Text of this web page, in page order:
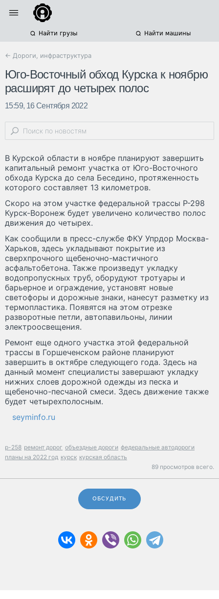
Найти грузы Найти машины
← Дороги, инфраструктура
Юго-Восточный обход Курска к ноябрю
расширят до четырех полос
15:59, 16 Сентября 2022
В Курской области в ноябре планируют завершить
капитальный ремонт участка от Юго-Восточного
обхода Курска до села Беседино, протяженность
которого составляет 13 километров.
Скоро на этом участке федеральной трассы Р-298
Курск-Воронеж будет увеличено количество полос
движения до четырех.
Как сообщили в пресс-службе ФКУ Упрдор Москва-
Харьков, здесь укладывают покрытие из
сверхпрочного щебеночно-мастичного
асфальтобетона. Также произведут укладку
водопропускных труб, оборудуют тротуары и
барьерное и ограждение, установят новые
светофоры и дорожные знаки, нанесут разметку из
термопластика. Появятся на этом отрезке
разворотные петли, автопавильоны, линии
электроосвещения.
Ремонт еще одного участка этой федеральной
трассы в Горшеченском районе планируют
завершить в октябре следующего года. Здесь на
данный момент специалисты завершают укладку
нижних слоев дорожной одежды из песка и
щебеночно-песчаной смеси. Здесь движение также
будет четырехполосным.
seyminfo.ru
р-258 ремонт дорог объездные дороги федеральные автодороги
планы на 2022 год курск курская область
89 просмотров всего.
ОБСУДИТЬ